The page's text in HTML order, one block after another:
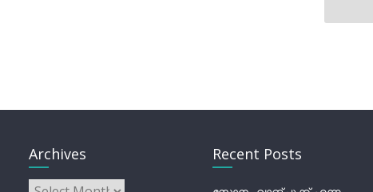
Archives
Archives
Recent Posts